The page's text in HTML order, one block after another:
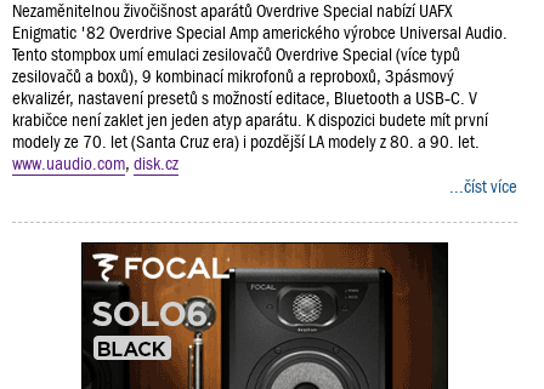
Nezaměnitelnou živočišnost aparátů Overdrive Special nabízí UAFX
Enigmatic '82 Overdrive Special Amp amerického výrobce Universal Audio.
Tento stompbox umí emulaci zesilovačů Overdrive Special (více typů
zesilovačů a boxů), 9 kombinací mikrofonů a reproboxů, 3pásmový
ekvalizér, nastavení presetů s možností editace, Bluetooth a USB‑C. V
krabičce není zaklet jen jeden atyp aparátu. K dispozici budete mít první
modely ze 70. let (Santa Cruz era) i pozdější LA modely z 80. a 90. let.
www.uaudio.com, disk.cz
...číst více